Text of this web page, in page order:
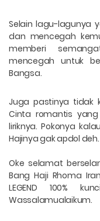
Selain lagu-lagunya
dan mencegah
memberi
mencegah untuk
Bangsa.
Juga pastinya tidak
Cinta romantis
liriknya. Pokonya
Hajinya gak apdol deh.
Oke selamat
Bang Haji Rhoma
LEGEND 100%
Wassalamualaikum.